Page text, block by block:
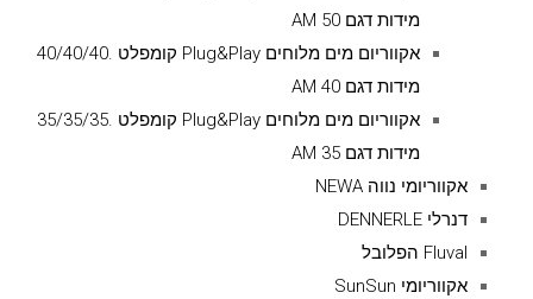
מידות דגם AM 50
אקווריום מים מלוחים Plug&Play קומפלט .40/40/40
מידות דגם AM 40
אקווריום מים מלוחים Plug&Play קומפלט .35/35/35
מידות דגם AM 35
אקווריומי נווה NEWA
דנרלי DENNERLE
Fluval הפלובל
אקווריומי SunSun